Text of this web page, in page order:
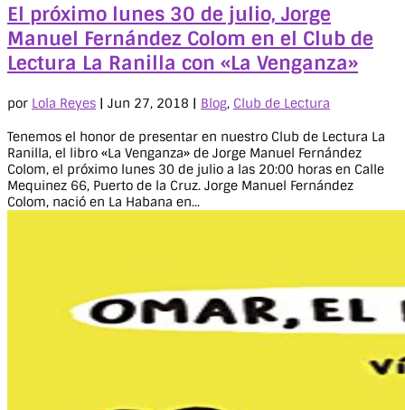
El próximo lunes 30 de julio, Jorge
Manuel Fernández Colom en el Club de
Lectura La Ranilla con «La Venganza»
por Lola Reyes | Jun 27, 2018 | Blog, Club de Lectura
Tenemos el honor de presentar en nuestro Club de Lectura La
Ranilla, el libro «La Venganza» de Jorge Manuel Fernández
Colom, el próximo lunes 30 de julio a las 20:00 horas en Calle
Mequinez 66, Puerto de la Cruz. Jorge Manuel Fernández
Colom, nació en La Habana en...